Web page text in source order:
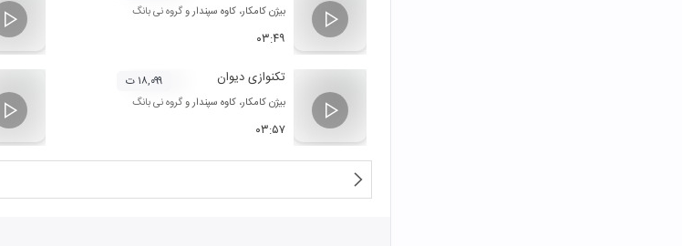
بیژن کامکار، کاوه سپنداروگروه نی بانگ
۰۳:۴۹
تکنوازی دیوان
بیژن کامکار، کاوه سپنداروگروه نی بانگ
۰۳:۵۷
۱۸,۰۹۹ ت